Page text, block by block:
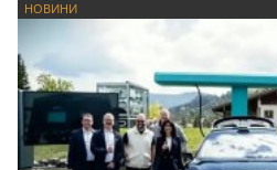
НОВИНИ